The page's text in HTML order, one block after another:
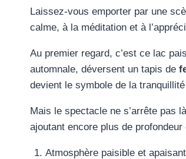
Laissez-vous emporter par une
calme, à la méditation et à
Au premier regard, c’est ce lac
automnale, déversent un tapis de
devient le symbole de la
Mais le spectacle ne s’arrête pas
ajoutant encore plus de profondeur
Atmosphère paisible et